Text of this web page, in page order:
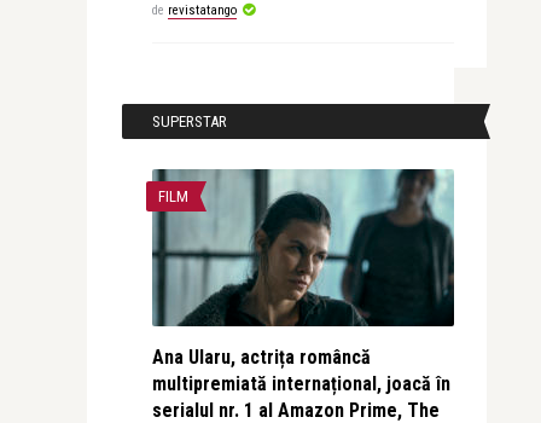
de revistatango
SUPERSTAR
FILM
Ana Ularu, actrița româncă
multipremiată internațional, joacă în
serialul nr. 1 al Amazon Prime, The